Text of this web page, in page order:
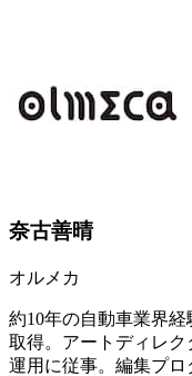
奈古善晴
オルメカ
約10年の自動車業界
取得。アートディレ
運用に従事。編集プ